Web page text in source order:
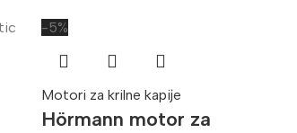
-5%
Motori za krilne kapije
Hörmann motor za